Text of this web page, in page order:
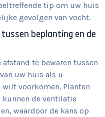
tip om uw huis
gevolgen van vocht.
beplanting en de
te bewaren tussen
uw huis als u
voorkomen. Planten
de ventilatie
waardoor de kans op